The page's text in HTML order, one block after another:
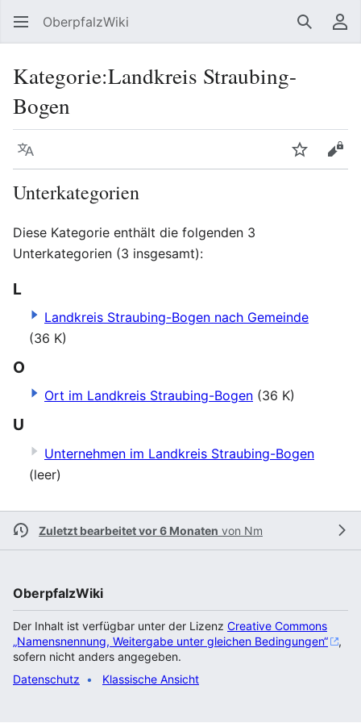
OberpfalzWiki Suchen
Kategorie:Landkreis Straubing-
Bogen
Sprache
Unterkategorien
Diese Kategorie enthält die folgenden 3
Unterkategorien (3 insgesamt):
L
Landkreis Straubing-Bogen nach Gemeinde
(36 K)
O
Ort im Landkreis Straubing-Bogen (36 K)
U
Unternehmen im Landkreis Straubing-Bogen
(leer)
Zuletzt bearbeitet vor 6 Monaten von Nm
OberpfalzWiki
Der Inhalt ist verfügbar unter der Lizenz Creative Commons
„Namensnennung, Weitergabe unter gleichen Bedingungen“
,
sofern nicht anders angegeben.
Datenschutz
Klassische Ansicht